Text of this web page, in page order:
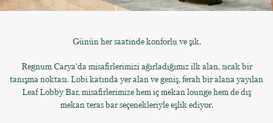
Günün her saatinde konforlu ve şık.
Regnum Carya’da misafirlerimizi ağırladığımız ilk alan, sıcak bir
tanışma noktası. Lobi katında yer alan ve geniş, ferah bir alana yayılan
Leaf Lobby Bar, misafirlerimize hem iç mekan lounge hem de dış
mekan teras bar seçenekleriyle eşlik ediyor.